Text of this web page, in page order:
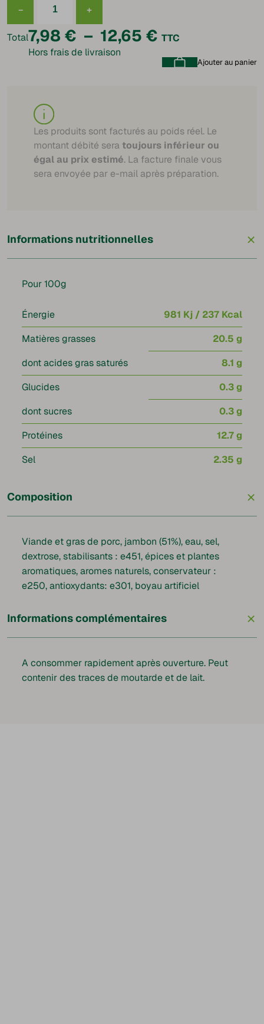
−
quantité
de
Saucisse
cuite
+
Total7,98 € – 12,65 € Plage
de
à
12,65 €
TTC
Hors frais de livraison
Ajouter au panier
Les produits sont facturés au poids réel. Le
montant débité sera toujours inférieur ou
égal au prix estimé. La facture finale vous
sera envoyée par e-mail après préparation.
Informations nutritionnelles +
Pour 100g
Énergie
981 Kj / 237 Kcal
Matières grasses
20.5 g
dont acides gras saturés
8.1 g
Glucides
0.3 g
dont sucres
0.3 g
Protéines
12.7 g
Sel
2.35 g
Composition +
Viande et gras de porc, jambon (51%), eau, sel,
dextrose, stabilisants : e451, épices et plantes
aromatiques, aromes naturels, conservateur :
e250, antioxydants: e301, boyau artificiel
Informations complémentaires +
A consommer rapidement après ouverture. Peut
contenir des traces de moutarde et de lait.